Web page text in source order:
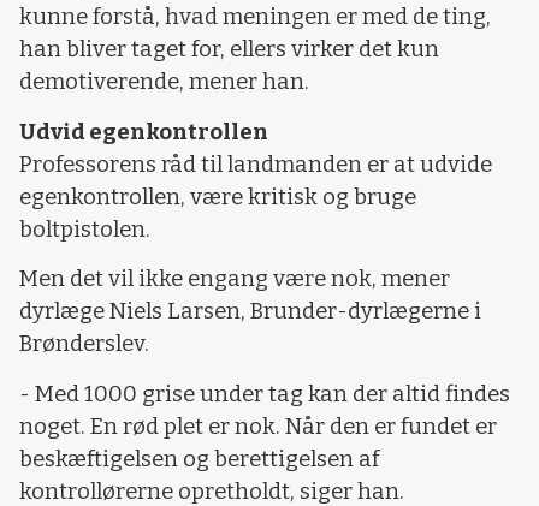
kunne forstå, hvad meningen er med de ting,
han bliver taget for, ellers virker det kun
demotiverende, mener han.
Udvid egenkontrollen
Professorens råd til landmanden er at udvide
egenkontrollen, være kritisk og bruge
boltpistolen.
Men det vil ikke engang være nok, mener
dyrlæge Niels Larsen, Brunder-dyrlægerne i
Brønderslev.
- Med 1000 grise under tag kan der altid findes
noget. En rød plet er nok. Når den er fundet er
beskæftigelsen og berettigelsen af
kontrollørerne opretholdt, siger han.